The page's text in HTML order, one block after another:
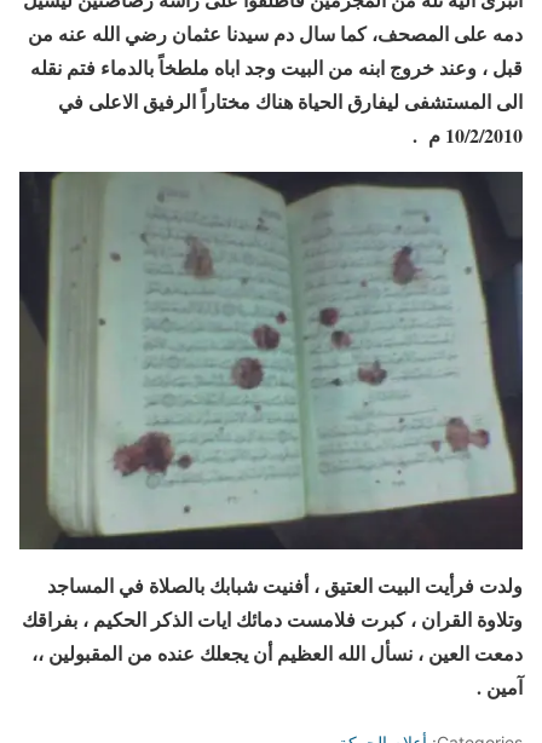
دمه على المصحف، كما سال دم سيدنا عثمان رضي الله عنه من
قبل ، وعند خروج ابنه من البيت وجد اباه ملطخاً بالدماء فتم نقله
الى المستشفى ليفارق الحياة هناك مختاراً الرفيق الاعلى في
10/2/2010 م .
ولدت فرأيت البيت العتيق ، أفنيت شبابك بالصلاة في المساجد
وتلاوة القران ، كبرت فلامست دمائك ايات الذكر الحكيم ، بفراقك
دمعت العين ، نسأل الله العظيم أن يجعلك عنده من المقبولين ،،
آمين .